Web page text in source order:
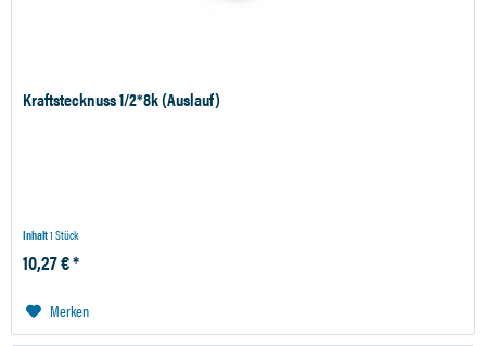
Kraftstecknuss 1/2*8k (Auslauf)
Inhalt1 Stück
10,27 € *
Merken